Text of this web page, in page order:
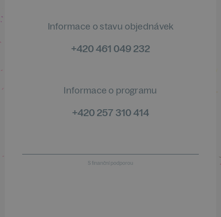
Informace o stavu objednávek
+420 461 049 232
Informace o programu
+420 257 310 414
S finanční podporou